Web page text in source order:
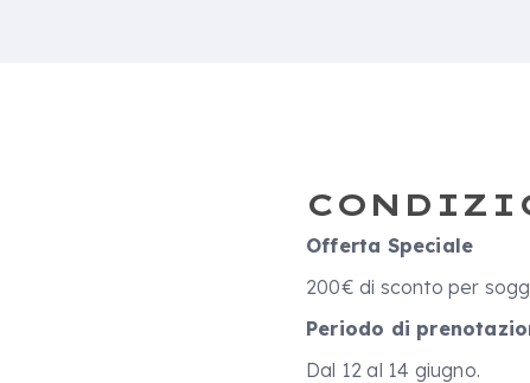
Offerta Speciale
200€ di sconto per
Periodo di
Dal 12 al 14 giugno.